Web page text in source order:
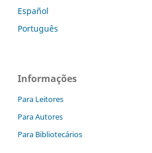
Español
Português
Informações
Para Leitores
Para Autores
Para Bibliotecários